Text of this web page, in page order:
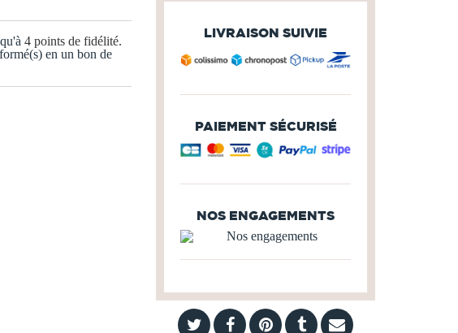
4 points de fidélité.
en un bon de
LIVRAISON SUIVIE
PAIEMENT SÉCURISÉ
NOS ENGAGEMENTS